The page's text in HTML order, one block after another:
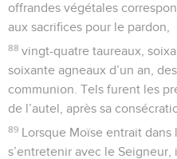
offrandes végétales
aux sacrifices pour le pardon,
88 vingt-quatre taureaux,
soixante agneaux d’un an,
communion. Tels furent les
de l’autel, après sa
89 Lorsque Moïse entrait
s’entretenir avec le